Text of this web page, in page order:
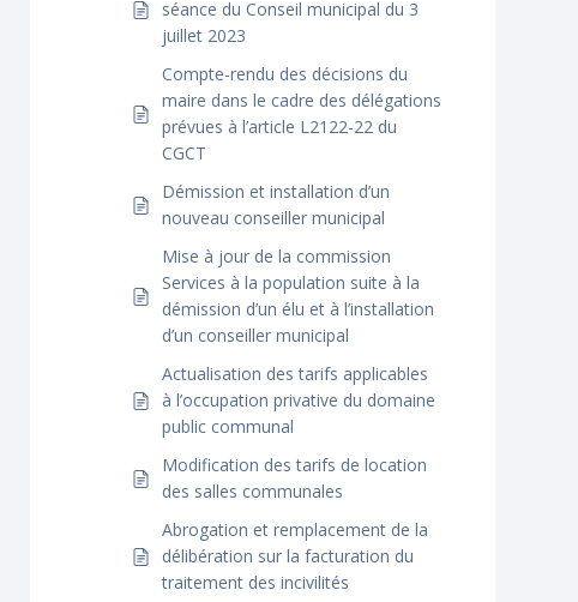
séance du Conseil municipal du 3
juillet 2023
Compte-rendu des décisions du
maire dans le cadre des délégations
prévues à l’article L2122-22 du
CGCT
Démission et installation d’un
nouveau conseiller municipal
Mise à jour de la commission
Services à la population suite à la
démission d’un élu et à l’installation
d’un conseiller municipal
Actualisation des tarifs applicables
à l’occupation privative du domaine
public communal
Modification des tarifs de location
des salles communales
Abrogation et remplacement de la
délibération sur la facturation du
traitement des incivilités